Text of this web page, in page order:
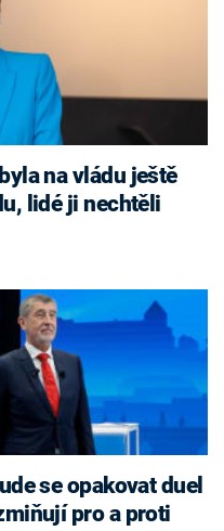
na vládu ještě
lidé ji nechtěli
pro a proti